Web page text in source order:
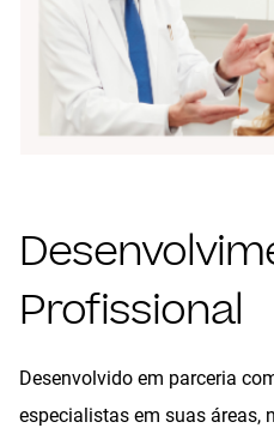
Profissional
Desenvolvido em parceria
especialistas em suas áreas,